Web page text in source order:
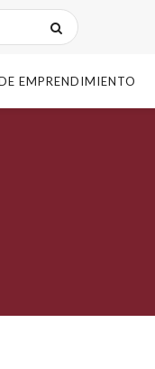
EMPRENDIMIENTO